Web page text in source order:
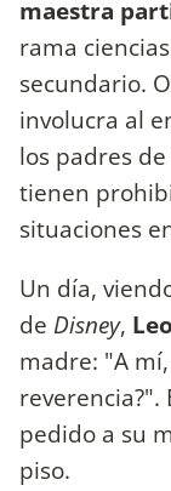
maestra
rama
secundario.
involucra al
los padres
tienen
situaciones
Un día,
de Disney,
madre: "A
pedido a su
piso.